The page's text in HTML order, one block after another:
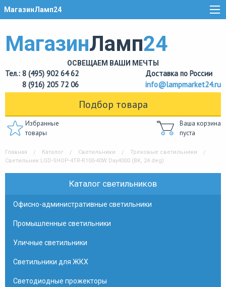
МагазинЛамп24
МагазинЛамп24
ОСВЕЩАЕМ ВАШИ МЕЧТЫ
Тел.: 8 (495) 902 64 62
8 (916) 205 72 06
Доставка по России
info@lampmarket24.ru
Подбор товара
Избранные
товары
Ваша корзина
пуста
Главная Каталог Светильники
Трековые светильники
Светильник LGD-SHOP-4TR-R100-40W Day4000 (BK, 24 deg)
Каталог светильников
Офисно-административные светильники
Промышленные светильники
Уличные светильники
Светильники для ЖКХ
Светодиодные прожекторы